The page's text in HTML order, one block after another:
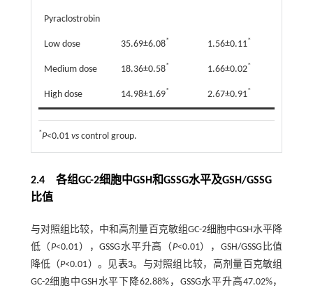
Pyraclostrobin
Low dose 35.69±6.08* 1.56±0.11*
Medium dose 18.36±0.58* 1.66±0.02*
High dose 14.98±1.69* 2.67±0.91*
*P<0.01 vscontrol group.
2.4 各组GC-2细胞中GSH和GSSG水平及GSH/GSSG
比值
与对照组比较，中和高剂量百克敏组GC-2细胞中GSH水平降
低（P<0.01），GSSG水平升高（P<0.01），GSH/GSSG比值
降低（P<0.01）。见表3。与对照组比较，高剂量百克敏组
GC-2细胞中GSH水平下降62.88%，GSSG水平升高47.02%，